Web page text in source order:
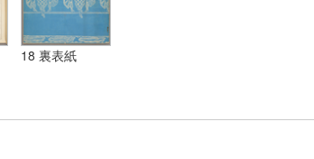
18 裏表紙